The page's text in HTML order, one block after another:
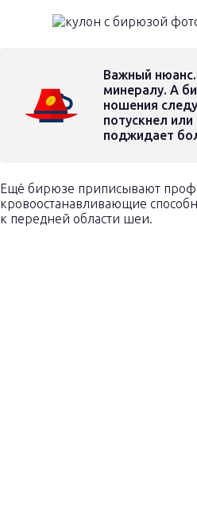
Важный
минералу. А
ношения
потускнел
поджидает
Ещё бирюзе приписывают
кровоостанавливающие
к передней области шеи.